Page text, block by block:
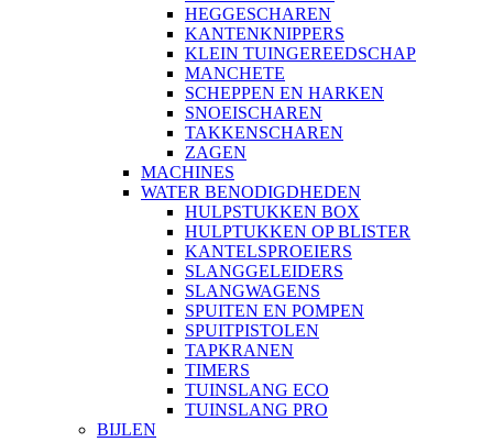
HEGGESCHAREN
KANTENKNIPPERS
KLEIN TUINGEREEDSCHAP
MANCHETE
SCHEPPEN EN HARKEN
SNOEISCHAREN
TAKKENSCHAREN
ZAGEN
MACHINES
WATER BENODIGDHEDEN
HULPSTUKKEN BOX
HULPTUKKEN OP BLISTER
KANTELSPROEIERS
SLANGGELEIDERS
SLANGWAGENS
SPUITEN EN POMPEN
SPUITPISTOLEN
TAPKRANEN
TIMERS
TUINSLANG ECO
TUINSLANG PRO
BIJLEN